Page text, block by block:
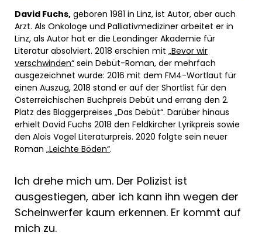
David Fuchs, geboren 1981 in Linz, ist Autor, aber auch
Arzt. Als Onkologe und Palliativmediziner arbeitet er in
Linz, als Autor hat er die Leondinger Akademie für
Literatur absolviert. 2018 erschien mit „Bevor wir
verschwinden“ sein Debüt-Roman, der mehrfach
ausgezeichnet wurde: 2016 mit dem FM4-Wortlaut für
einen Auszug, 2018 stand er auf der Shortlist für den
Österreichischen Buchpreis Debüt und errang den 2.
Platz des Bloggerpreises „Das Debüt“. Darüber hinaus
erhielt David Fuchs 2018 den Feldkircher Lyrikpreis sowie
den Alois Vogel Literaturpreis. 2020 folgte sein neuer
Roman „Leichte Böden“.
Ich drehe mich um. Der Polizist ist
ausgestiegen, aber ich kann ihn wegen der
Scheinwerfer kaum erkennen. Er kommt auf
mich zu.